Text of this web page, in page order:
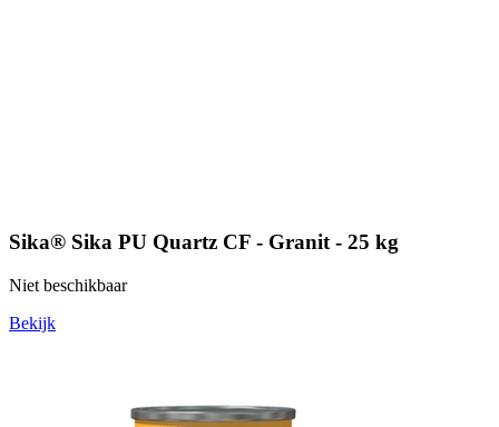
Sika® Sika PU Quartz CF - Granit - 25 kg
Niet beschikbaar
Bekijk